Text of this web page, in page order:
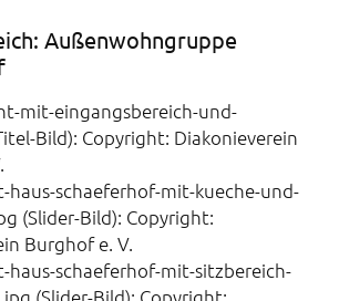
Außenwohngruppe
mit-eingangsbereich-und-
Bild): Copyright: Diakonieverein
haus-schaeferhof-mit-kueche-und-
(Slider-Bild): Copyright:
Burghof e. V.
haus-schaeferhof-mit-sitzbereich-